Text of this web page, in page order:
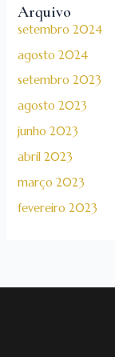
Arquivo
setembro 2024
agosto 2024
setembro 2023
agosto 2023
junho 2023
abril 2023
março 2023
fevereiro 2023